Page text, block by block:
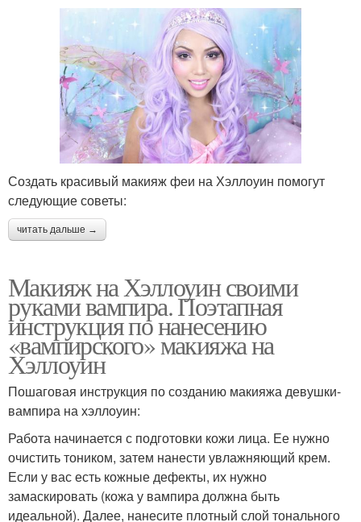
Создать красивый макияж феи на Хэллоуин помогут
следующие советы:
читать дальше →
Макияж на Хэллоуин своими
руками вампира. Поэтапная
инструкция по нанесению
«вампирского» макияжа на
Хэллоуин
Пошаговая инструкция по созданию макияжа девушки-
вампира на хэллоуин:
Работа начинается с подготовки кожи лица. Ее нужно
очистить тоником, затем нанести увлажняющий крем.
Если у вас есть кожные дефекты, их нужно
замаскировать (кожа у вампира должна быть
идеальной). Далее, нанесите плотный слой тонального